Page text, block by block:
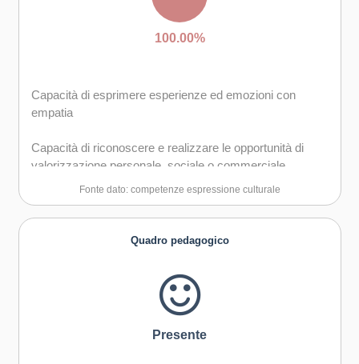
Creatività e immaginazione
100.00%
Capacità di esprimere esperienze ed emozioni con
empatia
Capacità di riconoscere e realizzare le opportunità di
valorizzazione personale, sociale o commerciale
mediante le arti e le altre forme culturali
Capacità di impegnarsi in processi creativi sia
individualmente che collettivamente
Curiosità nei confronti del mondo, apertura per
immaginare nuove possibilità
Fonte dato: competenze espressione culturale
Quadro pedagogico
Presente